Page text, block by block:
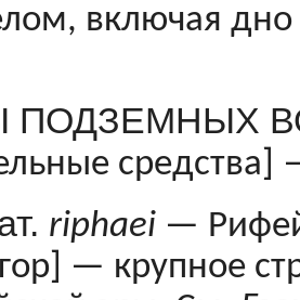
включая
ПОДЗЕМНЫХ
riphaei —
— крупное